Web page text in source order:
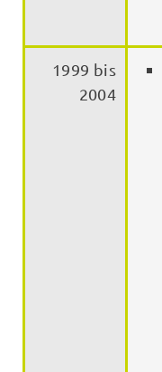
1999 bis
2004